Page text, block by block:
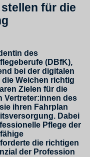
für die
des
(DBfK),
bei der digitalen
Weichen richtig
Zielen für die
Vertreter:innen des
ihren Fahrplan
Dabei
Pflege der
die richtigen
der Profession